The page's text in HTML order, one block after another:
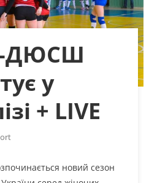
ДЮСШ
у
+ LIVE
новий сезон